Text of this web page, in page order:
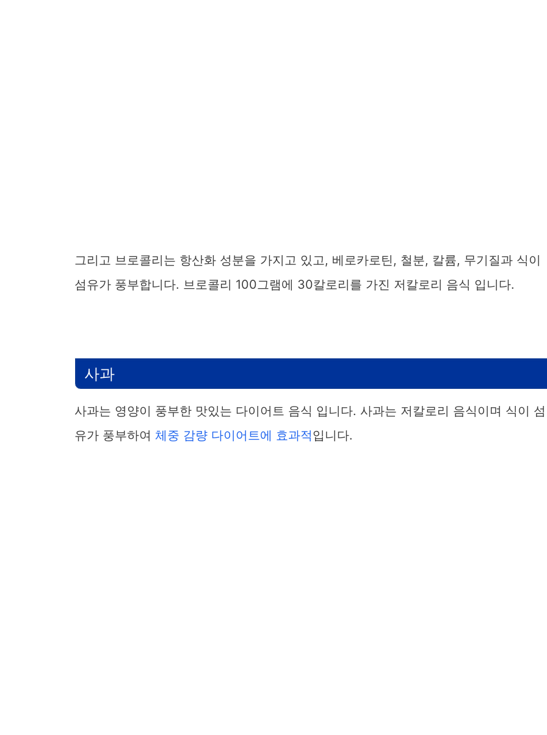
그리고 브로콜리는 항산화 성분을 가지고 있고, 베로카로틴, 철분, 칼륨, 무기질과 식이
섬유가 풍부합니다. 브로콜리 100그램에 30칼로리를 가진 저칼로리 음식 입니다.
사과
사과는 영양이 풍부한 맛있는 다이어트 음식 입니다. 사과는 저칼로리 음식이며 식이 섬
유가 풍부하여 체중 감량 다이어트에 효과적입니다.